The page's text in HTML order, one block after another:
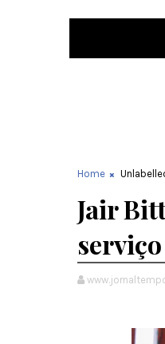
Home
Jair